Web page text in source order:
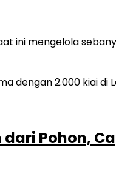
ini mengelola
Pohon,